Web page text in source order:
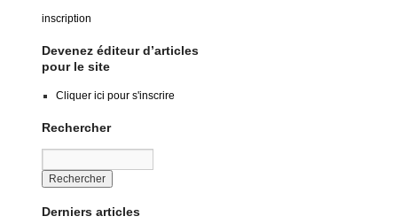
inscription
Devenez éditeur d’articles
pour le site
Cliquer ici pour s'inscrire
Rechercher
Derniers articles